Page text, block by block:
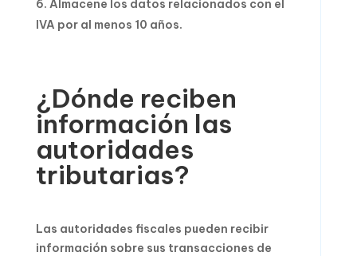
Almacene los datos relacionados con el
IVA por al menos 10 años.
¿Dónde reciben
información las
autoridades
tributarias?
Las autoridades fiscales pueden recibir
información sobre sus transacciones de